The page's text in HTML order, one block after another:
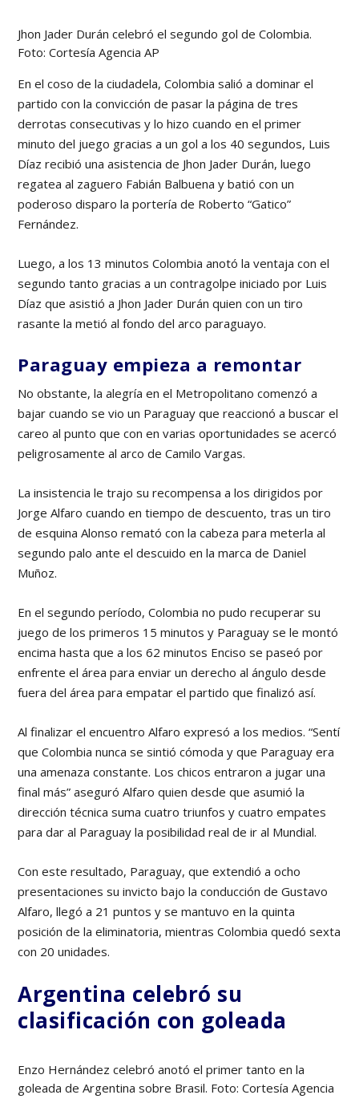
Jhon Jader Durán celebró el segundo gol de Colombia.
Foto: Cortesía Agencia AP
En el coso de la ciudadela, Colombia salió a dominar el
partido con la convicción de pasar la página de tres
derrotas consecutivas y lo hizo cuando en el primer
minuto del juego gracias a un gol a los 40 segundos, Luis
Díaz recibió una asistencia de Jhon Jader Durán, luego
regatea al zaguero Fabián Balbuena y batió con un
poderoso disparo la portería de Roberto “Gatico”
Fernández.
Luego, a los 13 minutos Colombia anotó la ventaja con el
segundo tanto gracias a un contragolpe iniciado por Luis
Díaz que asistió a Jhon Jader Durán quien con un tiro
rasante la metió al fondo del arco paraguayo.
Paraguay empieza a remontar
No obstante, la alegría en el Metropolitano comenzó a
bajar cuando se vio un Paraguay que reaccionó a buscar el
careo al punto que con en varias oportunidades se acercó
peligrosamente al arco de Camilo Vargas.
La insistencia le trajo su recompensa a los dirigidos por
Jorge Alfaro cuando en tiempo de descuento, tras un tiro
de esquina Alonso remató con la cabeza para meterla al
segundo palo ante el descuido en la marca de Daniel
Muñoz.
En el segundo período, Colombia no pudo recuperar su
juego de los primeros 15 minutos y Paraguay se le montó
encima hasta que a los 62 minutos Enciso se paseó por
enfrente el área para enviar un derecho al ángulo desde
fuera del área para empatar el partido que finalizó así.
Al finalizar el encuentro Alfaro expresó a los medios. “Sentí
que Colombia nunca se sintió cómoda y que Paraguay era
una amenaza constante. Los chicos entraron a jugar una
final más” aseguró Alfaro quien desde que asumió la
dirección técnica suma cuatro triunfos y cuatro empates
para dar al Paraguay la posibilidad real de ir al Mundial.
Con este resultado, Paraguay, que extendió a ocho
presentaciones su invicto bajo la conducción de Gustavo
Alfaro, llegó a 21 puntos y se mantuvo en la quinta
posición de la eliminatoria, mientras Colombia quedó sexta
con 20 unidades.
Argentina celebró su
clasificación con goleada
Enzo Hernández celebró anotó el primer tanto en la
goleada de Argentina sobre Brasil. Foto: Cortesía Agencia